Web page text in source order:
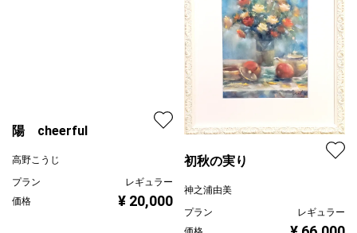
陽 cheerful
高野こうじ
プラン
レギュラー
価格
¥ 20,000
初秋の実り
神之浦由美
プラン
レギュラー